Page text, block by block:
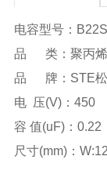
电容型号：
品 类：聚丙烯
品 牌：STE松
电 压(V)：450
容 值(uF)：0.22
尺寸(mm)：